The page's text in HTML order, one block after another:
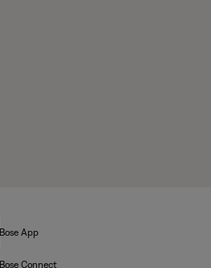
Bose App
Bose Connect